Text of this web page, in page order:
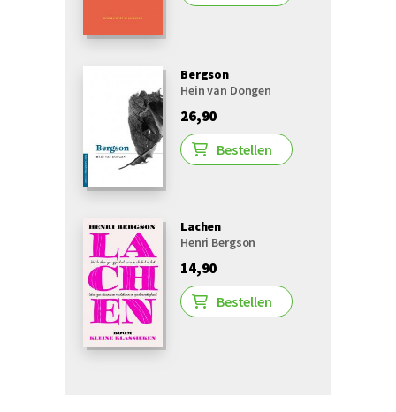
Bergson
Hein van Dongen
26,90
Bestellen
Lachen
Henri Bergson
14,90
Bestellen